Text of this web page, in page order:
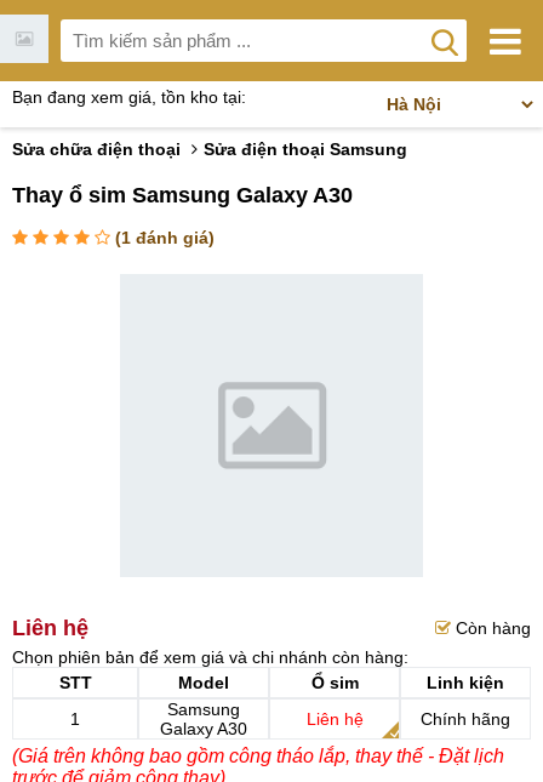
Bạn đang xem giá, tồn kho tại:
Sửa chữa điện thoại Sửa điện thoại Samsung
Thay ổ sim Samsung Galaxy A30
(1 đánh giá)
Liên hệ
Còn hàng
Chọn phiên bản để xem giá và chi nhánh còn hàng:
STT
Model Ổ sim
Linh kiện
1
Samsung
Galaxy A30
Liên hệ Chính hãng
(Giá trên không bao gồm công tháo lắp, thay thế - Đặt lịch
trước để giảm công thay)